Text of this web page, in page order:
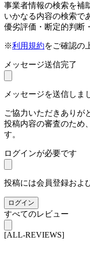
事業者情報の検索を補
いかなる内容の検索で
優劣評価・断定的判断
※利用規約をご確認の
メッセージ送信完了
メッセージを送信しま
ご協力いただきありが
投稿内容の審査のため
す。
ログインが必要です
投稿には会員登録およ
ログイン
すべてのレビュー
[ALL-REVIEWS]